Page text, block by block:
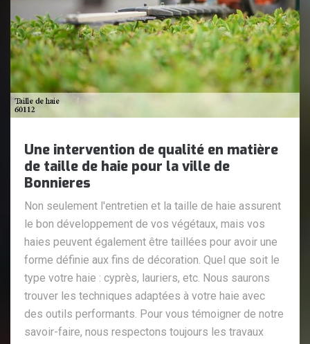
Une intervention de qualité en matière
de taille de haie pour la ville de
Bonnieres
Non seulement l'entretien et la taille de haie assurent
le bon développement de vos végétaux, mais vos
haies peuvent également être taillées pour avoir une
forme définie aux fins de décoration. Quel que soit le
type votre haie : cyprès, lauriers, etc. Nous saurons
trouver les techniques adaptées à votre haie avec
des outils performants. Pour vous témoigner de notre
savoir-faire, nous respectons toujours les travaux